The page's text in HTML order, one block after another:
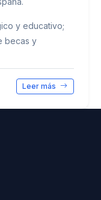
y educativo;
becas y
Leer más